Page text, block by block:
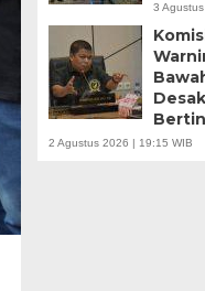
3
2 Agustus 2026 | 19:15 WIB